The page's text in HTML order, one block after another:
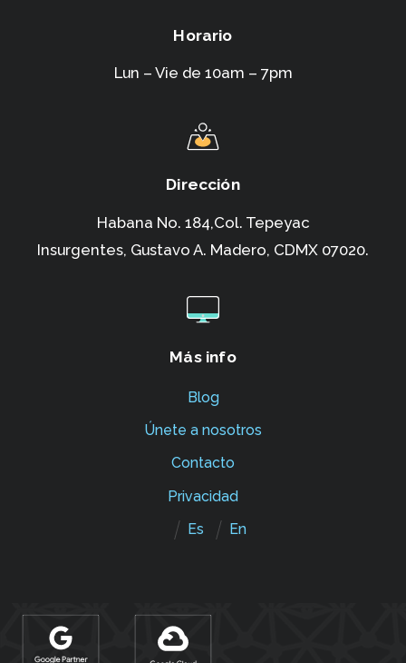
Horario
Lun – Vie de 10am – 7pm
Dirección
Habana No. 184,Col. Tepeyac
Insurgentes, Gustavo A. Madero, CDMX 07020.
Más info
Blog
Únete a nosotros
Contacto
Privacidad
Es
En